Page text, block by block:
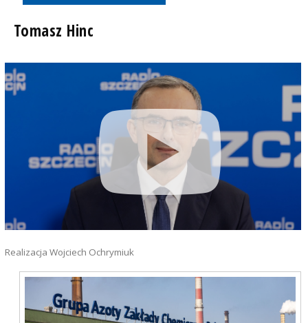
Tomasz Hinc
Realizacja Wojciech Ochrymiuk